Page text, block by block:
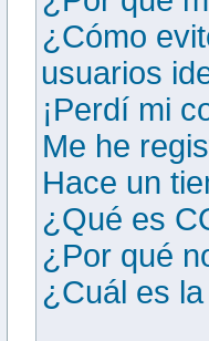
¿Cómo
usuarios
¡Perdí mi
Me he
Hace un
¿Qué es
¿Por qué
¿Cuál es